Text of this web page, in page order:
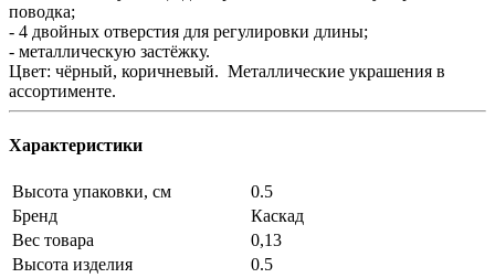
поводка;
- 4 двойных отверстия для регулировки длины;
- металлическую застёжку.
Цвет: чёрный, коричневый. Металлические украшения в
ассортименте.
Характеристики
Высота упаковки, см
0.5
Бренд
Каскад
Вес товара
0,13
Высота изделия
0.5